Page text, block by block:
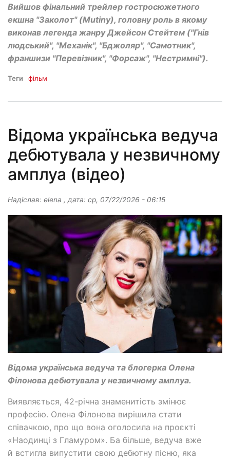
Вийшов фінальний трейлер гостросюжетного
екшна "Заколот" (Mutiny), головну роль в якому
виконав легенда жанру Джейсон Стейтем ("Гнів
людський", "Механік", "Бджоляр", "Самотник",
франшизи "Перевізник", "Форсаж", "Нестримні").
Теги фільм
Відома українська ведуча
дебютувала у незвичному
амплуа (відео)
Надіслав: elena , дата: ср, 07/22/2026 - 06:15
Відома українська ведуча та блогерка Олена
Філонова дебютувала у незвичному амплуа.
Виявляється, 42-річна знаменитість змінює
професію. Олена Філонова вирішила стати
співачкою, про що вона оголосила на проєкті
«Наодинці з Гламуром». Ба більше, ведуча вже
й встигла випустити свою дебютну пісню, яка